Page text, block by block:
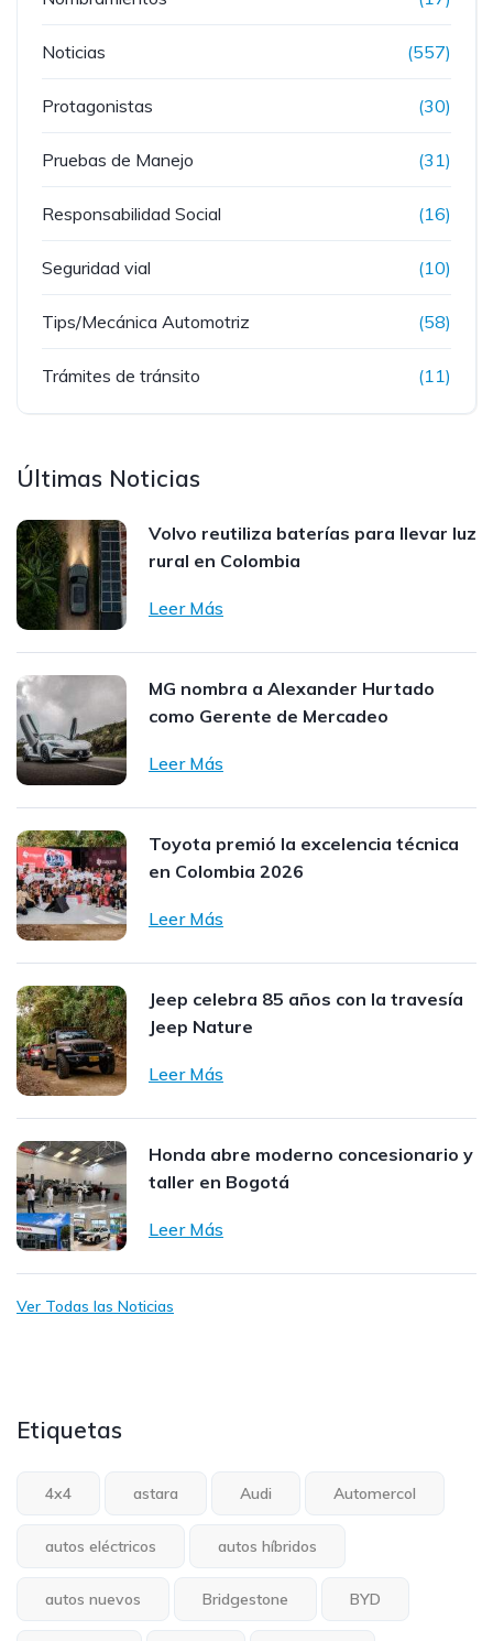
Noticias (557)
Protagonistas (30)
Pruebas de Manejo (31)
Responsabilidad Social (16)
Seguridad vial (10)
Tips/Mecánica Automotriz (58)
Trámites de tránsito (11)
Últimas Noticias
Volvo reutiliza baterías para llevar luz
rural en Colombia
Leer Más
MG nombra a Alexander Hurtado
como Gerente de Mercadeo
Leer Más
Toyota premió la excelencia técnica
en Colombia 2026
Leer Más
Jeep celebra 85 años con la travesía
Jeep Nature
Leer Más
Honda abre moderno concesionario y
taller en Bogotá
Leer Más
Ver Todas las Noticias
Etiquetas
4x4 astara Audi Automercol
autos eléctricos autos híbridos
autos nuevos Bridgestone BYD